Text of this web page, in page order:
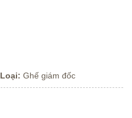
Loại: Ghế giám đốc